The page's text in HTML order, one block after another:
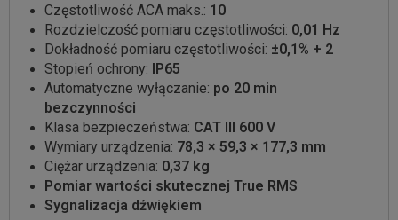
Częstotliwość ACA maks.: 10
Rozdzielczość pomiaru częstotliwości: 0,01 Hz
Dokładność pomiaru częstotliwości: ±0,1% + 2
Stopień ochrony: IP65
Automatyczne wyłączanie: po 20 min
bezczynności
Klasa bezpieczeństwa: CAT III 600 V
Wymiary urządzenia: 78,3 × 59,3 × 177,3 mm
Ciężar urządzenia: 0,37 kg
Pomiar wartości skutecznej True RMS
Sygnalizacja dźwiękiem